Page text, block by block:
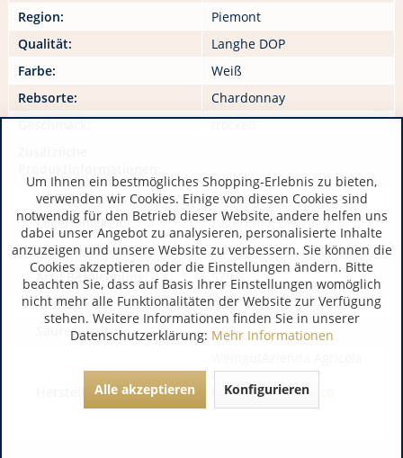
Region:
Piemont
Qualität:
Langhe DOP
Farbe:
Weiß
Rebsorte:
Chardonnay
Jahrgang:
2023
Lagerfähigkeit:
Lagerfähig bis 2029
Alkoholgehalt:
0,00
Art / Bezeichnung:
579
Restzucker:
0,00
Säuregehalt:
0,00
Hersteller / Importeur:
Angelo Gaja
IT 12050 Barbaresco
Um Ihnen ein bestmögliches Shopping-Erlebnis zu bieten,
verwenden wir Cookies. Einige von diesen Cookies sind
notwendig für den Betrieb dieser Website, andere helfen uns
dabei unser Angebot zu analysieren, personalisierte Inhalte
anzuzeigen und unsere Website zu verbessern. Sie können die
Cookies akzeptieren oder die Einstellungen ändern. Bitte
beachten Sie, dass auf Basis Ihrer Einstellungen womöglich
nicht mehr alle Funktionalitäten der Website zur Verfügung
stehen. Weitere Informationen finden Sie in unserer
Datenschutzerklärung: Mehr Informationen
Alle akzeptieren Konfigurieren